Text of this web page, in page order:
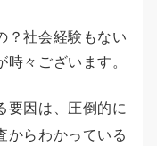
？社会経験もない
々ございます。
要因は、圧倒的に
からわかっている